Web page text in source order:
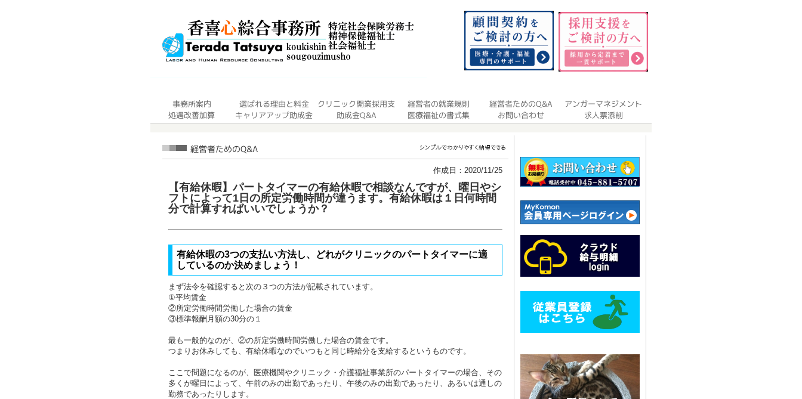
作成日：2020/11/25
【有給休暇】パートタイマーの有給休暇で相談なんですが、曜日やシ
フトによって1日の所定労働時間が違うます。有給休暇は１日何時間
分で計算すればいいでしょうか？
有給休暇の3つの支払い方法し、どれがクリニックのパートタイマーに適
しているのか決めましょう！
まず法令を確認すると次の３つの方法が記載されています。
①平均賃金
②所定労働時間労働した場合の賃金
③標準報酬月額の30分の１
最も一般的なのが、②の所定労働時間労働した場合の賃金です。
つまりお休みしても、有給休暇なのでいつもと同じ時給分を支給するというものです。
ここで問題になるのが、医療機関やクリニック・介護福祉事業所のパートタイマーの場合、その
多くが曜日によって、午前のみの出勤であったり、午後のみの出勤であったり、あるいは通しの
勤務であったりします。